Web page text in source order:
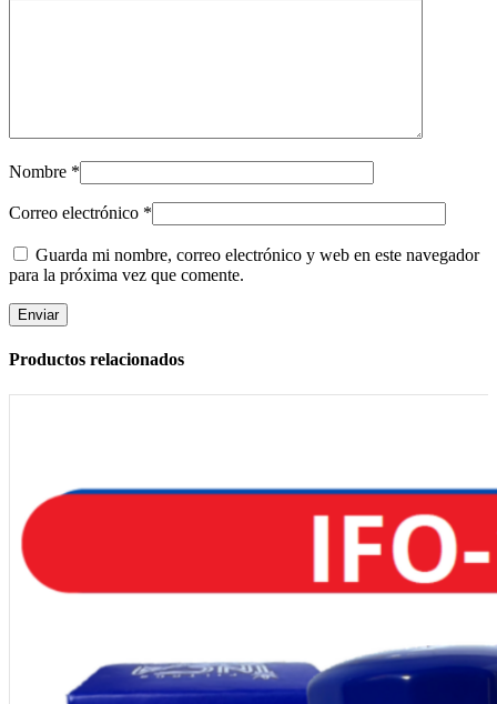
Nombre *
Correo electrónico *
Guarda mi nombre, correo electrónico y web en este navegador
para la próxima vez que comente.
Productos relacionados